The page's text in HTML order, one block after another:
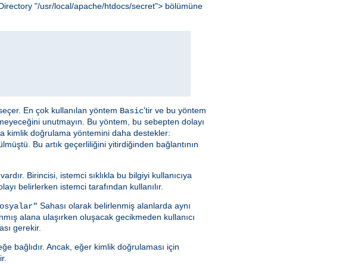
"/usr/local/apache/htdocs/secret"> bölümüne
En çok kullanılan yöntem Basic'tir ve bu yöntem
unutmayın. Bu yöntem, bu sebepten dolayı
kimlik doğrulama yöntemini daha destekler:
Bu artık geçerliliğini yitirdiğinden bağlantının
Birincisi, istemci sıklıkla bu bilgiyi kullanıcıya
belirlerken istemci tarafından kullanılır.
Sahası olarak belirlenmiş alanlarda aynı
alana ulaşırken oluşacak gecikmeden kullanıcı
gerekir.
bağlıdır. Ancak, eğer kimlik doğrulaması için